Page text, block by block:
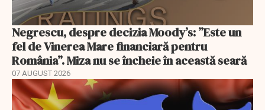
Negrescu, despre decizia Moody’s: ”Este un
fel de Vinerea Mare financiară pentru
România”. Miza nu se încheie în această seară
07 AUGUST 2026